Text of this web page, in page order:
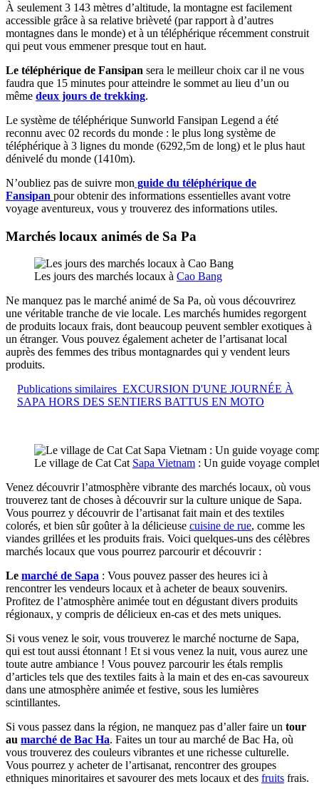
À seulement 3 143 mètres d’altitude, la montagne est facilement
accessible grâce à sa relative brièveté (par rapport à d’autres
montagnes dans le monde) et à un téléphérique récemment construit
qui peut vous emmener presque tout en haut.
Le téléphérique de Fansipan sera le meilleur choix car il ne vous
faudra que 15 minutes pour atteindre le sommet au lieu d’un ou
même deux jours de trekking.
Le système de téléphérique Sunworld Fansipan Legend a été
reconnu avec 02 records du monde : le plus long système de
téléphérique à 3 lignes du monde (6292,5m de long) et le plus haut
dénivelé du monde (1410m).
N’oubliez pas de suivre mon guide du téléphérique de
Fansipan pour obtenir des informations essentielles avant votre
voyage aventureux, vous y trouverez des informations utiles.
Marchés locaux animés de Sa Pa
Les jours des marchés locaux à Cao Bang
Ne manquez pas le marché animé de Sa Pa, où vous découvrirez
une véritable tranche de vie locale. Les marchés humides regorgent
de produits locaux frais, dont beaucoup peuvent sembler exotiques à
un étranger. Vous pouvez également acheter de l’artisanat local
auprès des femmes des tribus montagnardes qui y vendent leurs
produits.
Publications similaires EXCURSION D'UNE JOURNÉE À
SAPA HORS DES SENTIERS BATTUS EN MOTO
Le village de Cat Cat Sapa Vietnam : Un guide voyage complet
Venez découvrir l’atmosphère vibrante des marchés locaux, où vous
trouverez tant de choses à découvrir sur la culture unique de Sapa.
Vous pourrez y découvrir de l’artisanat fait main et des textiles
colorés, et bien sûr goûter à la délicieuse cuisine de rue, comme les
viandes grillées et les produits frais. Voici quelques-uns des célèbres
marchés locaux que vous pourrez parcourir et découvrir :
Le marché de Sapa : Vous pouvez passer des heures ici à
rencontrer les vendeurs locaux et à acheter de beaux souvenirs.
Profitez de l’atmosphère animée tout en dégustant divers produits
régionaux, y compris de délicieux en-cas et des mets uniques.
Si vous venez le soir, vous trouverez le marché nocturne de Sapa,
qui est tout aussi étonnant ! Et si vous venez la nuit, vous aurez une
toute autre ambiance ! Vous pouvez parcourir les étals remplis
d’articles tels que des textiles faits à la main et des en-cas savoureux
dans une atmosphère animée et festive, sous les lumières
scintillantes.
Si vous passez dans la région, ne manquez pas d’aller faire un tour
au marché de Bac Ha. Faites un tour au marché de Bac Ha, où
vous trouverez des couleurs vibrantes et une richesse culturelle.
Vous pourrez y acheter de l’artisanat, rencontrer des groupes
ethniques minoritaires et savourer des mets locaux et des fruits frais.